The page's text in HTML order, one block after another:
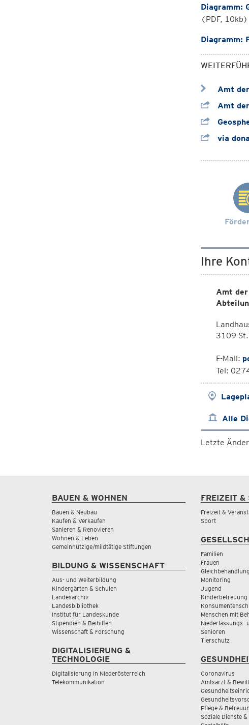
Diagramm:
(PDF, 10kb)
Diagramm:
Amt
Amt
via
Ihre
Amt der
3109
E-Mail:
Tel:
Alle
Letzte
BAUEN & WOHNEN
Bauen & Neubau
Kaufen & Verkaufen
Sanieren & Renovieren
Wohnen & Leben
Gemeinnützige/mildtätige Stiftungen
BILDUNG & WISSENSCHAFT
Aus- und Weiterbildung
Kindergärten & Schulen
Landesarchiv
Landesbibliothek
Institut für Landeskunde
Stipendien & Beihilfen
Wissenschaft & Forschung
DIGITALISIERUNG &
TECHNOLOGIE
Digitalisierung in Niederösterreich
Telekommunikation
FREIZEIT &
Freizeit &
Sport
Familien
Frauen
Monitoring
Jugend
Kinderbetreuung
Menschen mit
Niederlassungs-
Senioren
Tierschutz
Coronavirus
Amtsarzt &
Pflege &
Soziale Dienste